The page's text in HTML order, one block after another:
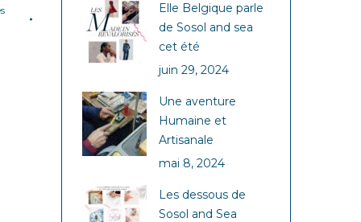
Elle Belgique parle
de Sosol and sea
cet été
juin 29, 2024
Une aventure
Humaine et
Artisanale
mai 8, 2024
Les dessous de
Sosol and Sea